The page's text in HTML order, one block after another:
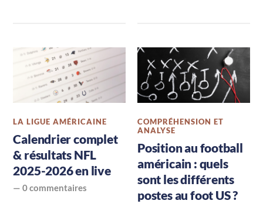
américain
LA LIGUE AMÉRICAINE
Calendrier complet
& résultats NFL
2025-2026 en live
—0 commentaires
COMPRÉHENSION ET
ANALYSE
Position au football
américain : quels
sont les différents
postes au foot US ?